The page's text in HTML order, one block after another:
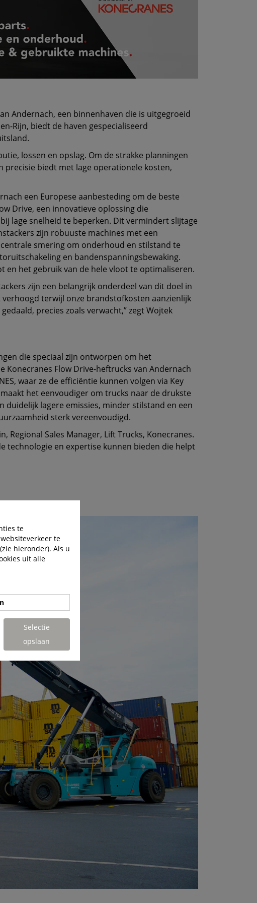
Andernach, een binnenhaven die is uitgegroeid
Rijn, biedt de haven gespecialiseerd
lossen en opslag. Om de strakke planningen
biedt met lage operationele kosten,
een Europese aanbesteding om de beste
Drive, een innovatieve oplossing die
lage snelheid te beperken. Dit vermindert slijtage
zijn robuuste machines met een
smering om onderhoud en stilstand te
en bandenspanningsbewaking.
en het gebruik van de hele vloot te optimaliseren.
zijn een belangrijk onderdeel van dit doel in
terwijl onze brandstofkosten aanzienlijk
precies zoals verwacht,” zegt Wojtek
die speciaal zijn ontworpen om het
Flow Drive-heftrucks van Andernach
waar ze de efficiëntie kunnen volgen via Key
het eenvoudiger om trucks naar de drukste
duidelijk lagere emissies, minder stilstand en een
sterk vereenvoudigd.
Regional Sales Manager, Lift Trucks, Konecranes.
technologie en expertise kunnen bieden die helpt
te
te
hieronder). Als u
uit alle
Selectie
opslaan